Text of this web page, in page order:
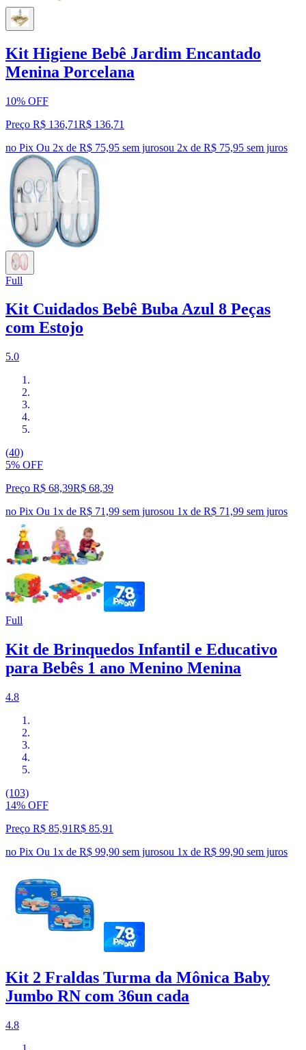
Kit Higiene Bebê Jardim Encantado
Menina Porcelana
10% OFF
Preço R$ 136,71R$ 136,71
no Pix Ou 2x de R$ 75,95 sem jurosou 2x de R$ 75,95 sem juros
Full
Kit Cuidados Bebê Buba Azul 8 Peças
com Estojo
5.0
(40)
5% OFF
Preço R$ 68,39R$ 68,39
no Pix Ou 1x de R$ 71,99 sem jurosou 1x de R$ 71,99 sem juros
Full
Kit de Brinquedos Infantil e Educativo
para Bebês 1 ano Menino Menina
4.8
(103)
14% OFF
Preço R$ 85,91R$ 85,91
no Pix Ou 1x de R$ 99,90 sem jurosou 1x de R$ 99,90 sem juros
Kit 2 Fraldas Turma da Mônica Baby
Jumbo RN com 36un cada
4.8